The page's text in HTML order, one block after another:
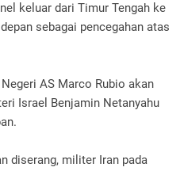
keluar dari Timur Tengah ke
sebagai pencegahan atas
AS Marco Rubio akan
Israel Benjamin Netanyahu
diserang, militer Iran pada